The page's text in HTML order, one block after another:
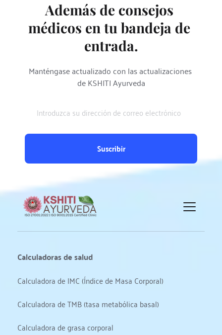
Además de consejos
médicos en tu bandeja de
entrada.
Manténgase actualizado con las actualizaciones
de KSHITI Ayurveda
Suscribir
Calculadoras de salud
Calculadora de IMC (Índice de Masa Corporal)
Calculadora de TMB (tasa metabólica basal)
Calculadora de grasa corporal